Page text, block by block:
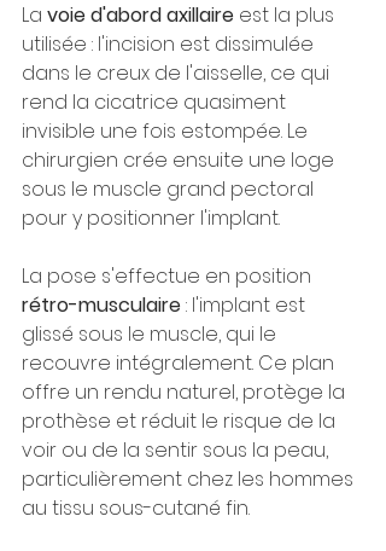
La voie d'abord axillaire est la plus
utilisée : l'incision est dissimulée
dans le creux de l'aisselle, ce qui
rend la cicatrice quasiment
invisible une fois estompée. Le
chirurgien crée ensuite une loge
sous le muscle grand pectoral
pour y positionner l'implant.
La pose s'effectue en position
rétro-musculaire : l'implant est
glissé sous le muscle, qui le
recouvre intégralement. Ce plan
offre un rendu naturel, protège la
prothèse et réduit le risque de la
voir ou de la sentir sous la peau,
particulièrement chez les hommes
au tissu sous-cutané fin.